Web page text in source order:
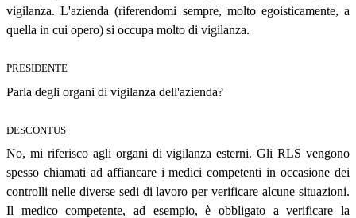
vigilanza. L'azienda (riferendomi sempre, molto egoisticamente, a
quella in cui opero) si occupa molto di vigilanza.
PRESIDENTE
Parla degli organi di vigilanza dell'azienda?
DESCONTUS
No, mi riferisco agli organi di vigilanza esterni. Gli RLS vengono
spesso chiamati ad affiancare i medici competenti in occasione dei
controlli nelle diverse sedi di lavoro per verificare alcune situazioni.
Il medico competente, ad esempio, è obbligato a verificare la